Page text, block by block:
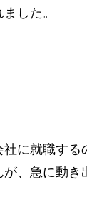
した。
に就職する
、急に動き